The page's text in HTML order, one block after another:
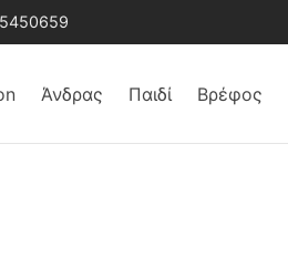
Άνδρας Παιδί Βρέφος